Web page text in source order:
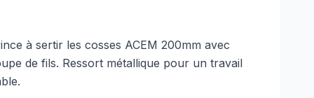
à sertir les cosses ACEM 200mm avec
de fils. Ressort métallique pour un travail